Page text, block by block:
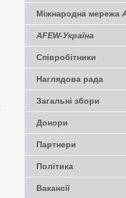
Міжнародна мережа
AFEW-Україна
Співробітники
Наглядова рада
Загальні збори
Донори
Партнери
Політика
Вакансії